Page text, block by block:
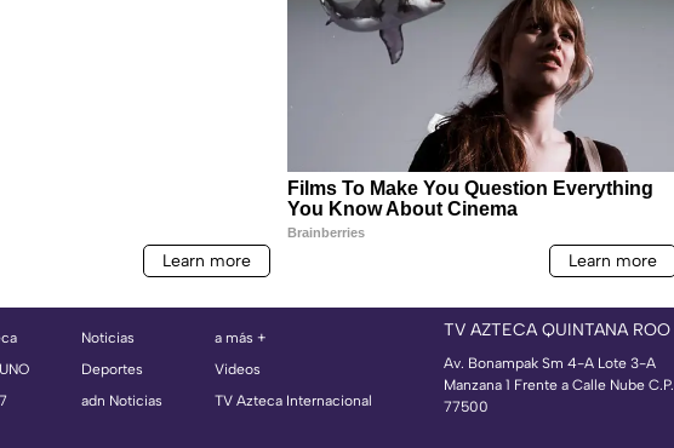
Noticias
Deportes
adn Noticias
a más +
Videos
TV Azteca Internacional
TV AZTECA QUINTANA ROO
Av. Bonampak Sm 4-A Lote 3-A
Manzana 1 Frente a Calle Nube C.P.
77500